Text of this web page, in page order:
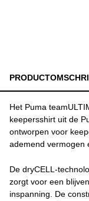
Het Puma
keepersshirt uit de
ontworpen voor
ademend vermogen
De dryCELL-
zorgt voor een
inspanning. De